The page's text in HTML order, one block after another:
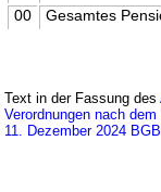
00
Gesamtes
Text in der Fassung des
Verordnungen nach
11. Dezember 2024